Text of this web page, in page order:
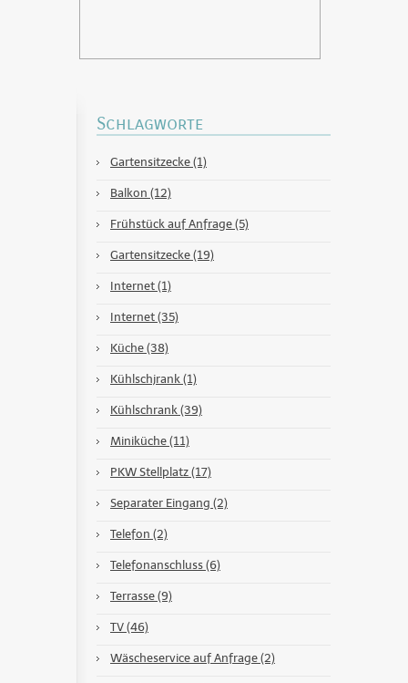
Schlagworte
Gartensitzecke (1)
Balkon (12)
Frühstück auf Anfrage (5)
Gartensitzecke (19)
Internet (1)
Internet (35)
Küche (38)
Kühlschjrank (1)
Kühlschrank (39)
Miniküche (11)
PKW Stellplatz (17)
Separater Eingang (2)
Telefon (2)
Telefonanschluss (6)
Terrasse (9)
TV (46)
Wäscheservice auf Anfrage (2)